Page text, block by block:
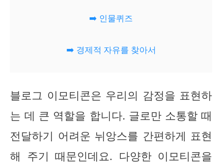
➡️ 인물퀴즈
➡️ 경제적 자유를 찾아서
블로그 이모티콘은 우리의 감정을 표현하
는 데 큰 역할을 합니다. 글로만 소통할 때
전달하기 어려운 뉘앙스를 간편하게 표현
해 주기 때문인데요. 다양한 이모티콘을